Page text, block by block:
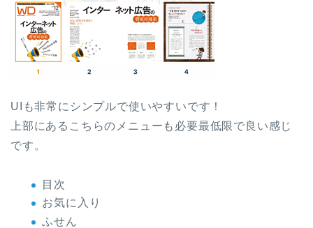
UIも非常にシンプルで使いやすいです！
上部にあるこちらのメニューも必要最低限で良い感じ
です。
目次
お気に入り
ふせん